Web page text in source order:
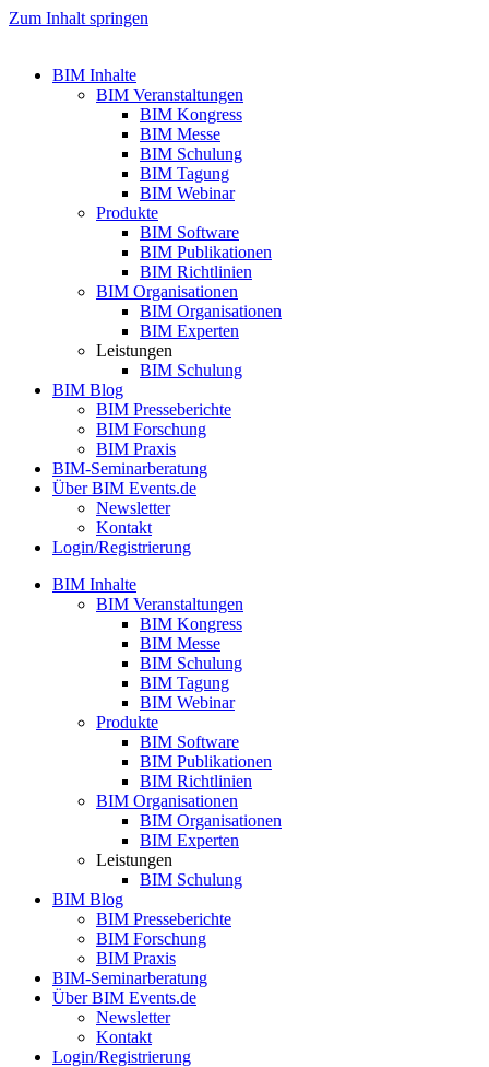
Zum Inhalt springen
BIM Inhalte
BIM Veranstaltungen
BIM Kongress
BIM Messe
BIM Schulung
BIM Tagung
BIM Webinar
Produkte
BIM Software
BIM Publikationen
BIM Richtlinien
BIM Organisationen
BIM Organisationen
BIM Experten
Leistungen
BIM Schulung
BIM Blog
BIM Presseberichte
BIM Forschung
BIM Praxis
BIM-Seminarberatung
Über BIM Events.de
Newsletter
Kontakt
Login/Registrierung
BIM Inhalte
BIM Veranstaltungen
BIM Kongress
BIM Messe
BIM Schulung
BIM Tagung
BIM Webinar
Produkte
BIM Software
BIM Publikationen
BIM Richtlinien
BIM Organisationen
BIM Organisationen
BIM Experten
Leistungen
BIM Schulung
BIM Blog
BIM Presseberichte
BIM Forschung
BIM Praxis
BIM-Seminarberatung
Über BIM Events.de
Newsletter
Kontakt
Login/Registrierung